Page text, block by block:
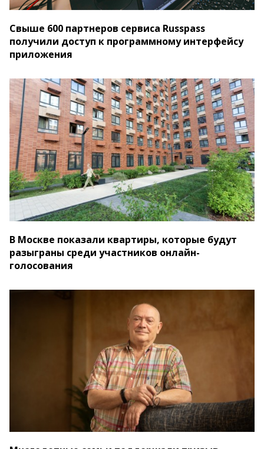
Свыше 600 партнеров сервиса Russpass
получили доступ к программному интерфейсу
приложения
В Москве показали квартиры, которые будут
разыграны среди участников онлайн-
голосования